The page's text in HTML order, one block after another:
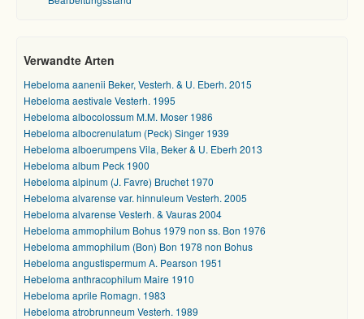
Verwandte Arten
Hebeloma aanenii Beker, Vesterh. & U. Eberh. 2015
Hebeloma aestivale Vesterh. 1995
Hebeloma albocolossum M.M. Moser 1986
Hebeloma albocrenulatum (Peck) Singer 1939
Hebeloma alboerumpens Vila, Beker & U. Eberh 2013
Hebeloma album Peck 1900
Hebeloma alpinum (J. Favre) Bruchet 1970
Hebeloma alvarense var. hinnuleum Vesterh. 2005
Hebeloma alvarense Vesterh. & Vauras 2004
Hebeloma ammophilum Bohus 1979 non ss. Bon 1976
Hebeloma ammophilum (Bon) Bon 1978 non Bohus
Hebeloma angustispermum A. Pearson 1951
Hebeloma anthracophilum Maire 1910
Hebeloma aprile Romagn. 1983
Hebeloma atrobrunneum Vesterh. 1989